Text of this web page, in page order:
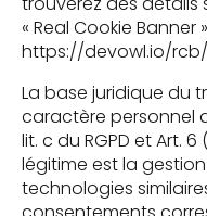
« Real Cookie Banner
https://devowl.io/
La base juridique du
caractère personnel
lit. c du RGPD et Art. 6
légitime est la
technologies